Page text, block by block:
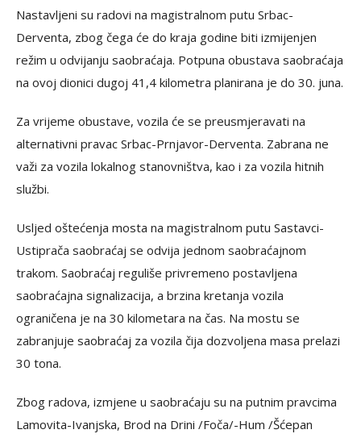
Nastavljeni su radovi na magistralnom putu Srbac-
Derventa, zbog čega će do kraja godine biti izmijenjen
režim u odvijanju saobraćaja. Potpuna obustava saobraćaja
na ovoj dionici dugoj 41,4 kilometra planirana je do 30. juna.
Za vrijeme obustave, vozila će se preusmjeravati na
alternativni pravac Srbac-Prnjavor-Derventa. Zabrana ne
važi za vozila lokalnog stanovništva, kao i za vozila hitnih
službi.
Usljed oštećenja mosta na magistralnom putu Sastavci-
Ustiprača saobraćaj se odvija jednom saobraćajnom
trakom. Saobraćaj reguliše privremeno postavljena
saobraćajna signalizacija, a brzina kretanja vozila
ograničena je na 30 kilometara na čas. Na mostu se
zabranjuje saobraćaj za vozila čija dozvoljena masa prelazi
30 tona.
Zbog radova, izmjene u saobraćaju su na putnim pravcima
Lamovita-Ivanjska, Brod na Drini /Foča/-Hum /Šćepan